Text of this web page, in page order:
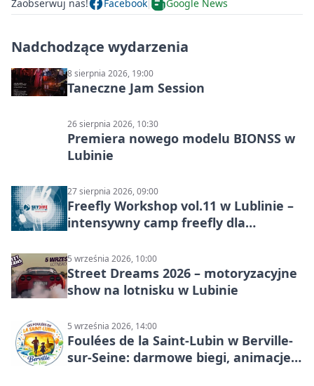
Zaobserwuj nas! Facebook Google News
Nadchodzące wydarzenia
8 sierpnia 2026, 19:00
Taneczne Jam Session
26 sierpnia 2026, 10:30
Premiera nowego modelu BIONSS w
Lubinie
27 sierpnia 2026, 09:00
Freefly Workshop vol.11 w Lublinie –
intensywny camp freefly dla
5 września 2026, 10:00
Street Dreams 2026 – motoryzacyjne
show na lotnisku w Lubinie
5 września 2026, 14:00
Foulées de la Saint-Lubin w Berville-
sur-Seine: darmowe biegi, animacje i